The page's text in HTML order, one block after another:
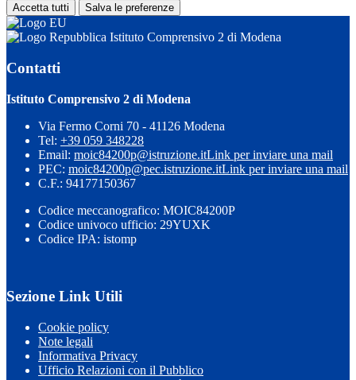
Accetta tutti Salva le preferenze
Istituto Comprensivo 2 di Modena
Contatti
Istituto Comprensivo 2 di Modena
Via Fermo Corni 70 - 41126 Modena
Tel: +39 059 348228
Email: moic84200p@istruzione.itLink per inviare una mail
PEC: moic84200p@pec.istruzione.itLink per inviare una mail
C.F.: 94177150367
Codice meccanografico: MOIC84200P
Codice univoco ufficio: 29YUXK
Codice IPA: istomp
Sezione Link Utili
Cookie policy
Note legali
Informativa Privacy
Ufficio Relazioni con il Pubblico